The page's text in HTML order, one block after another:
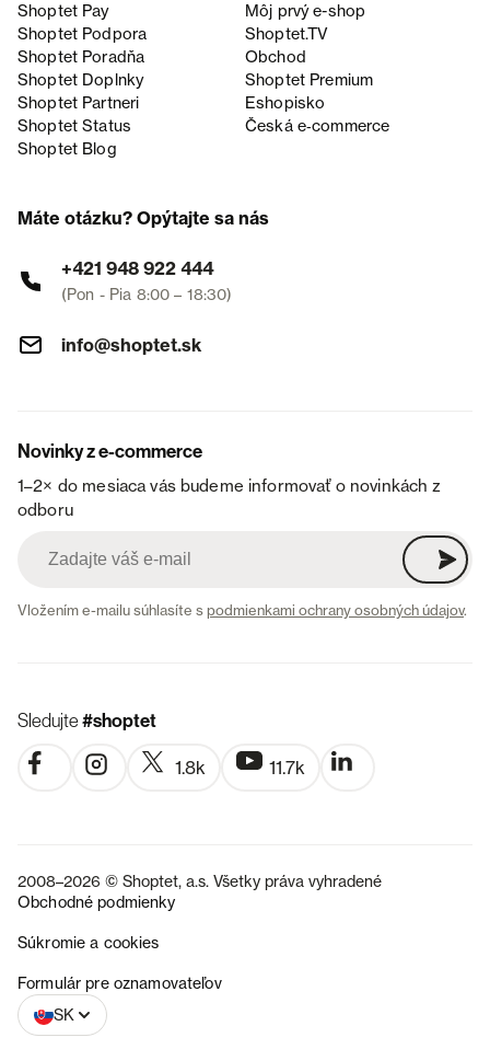
Shoptet Pay
Môj prvý e-shop
Shoptet Podpora
Shoptet.TV
Shoptet Poradňa
Obchod
Shoptet Doplnky
Shoptet Premium
Shoptet Partneri
Eshopisko
Shoptet Status
Česká e‑commerce
Shoptet Blog
Máte otázku? Opýtajte sa nás
+421 948 922 444
(Pon - Pia 8:00 – 18:30)
info@shoptet.sk
Novinky z e-commerce
1–2× do mesiaca vás budeme informovať o novinkách z
odboru
Vložením e-mailu súhlasíte spodmienkami ochrany osobných údajov.
Sledujte#shoptet
1.8k 11.7k
2008–2026 © Shoptet, a.s. Všetky práva vyhradené
Obchodné podmienky
Súkromie a cookies
Formulár pre oznamovateľov
SK